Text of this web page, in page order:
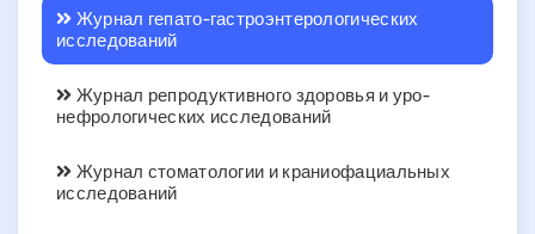
Журнал гепато-гастроэнтерологических
исследований
Журнал репродуктивного здоровья и уро-
нефрологических исследований
Журнал стоматологии и краниофациальных
исследований